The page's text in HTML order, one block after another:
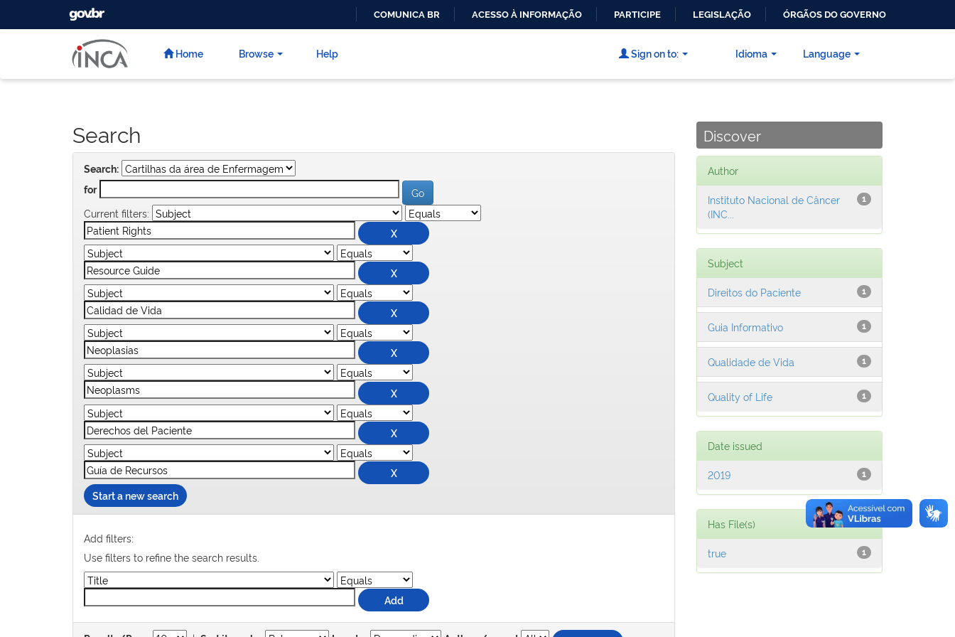
CONTEÚDO
GOVBR
COMUNICA BR ACESSO À INFORMAÇÃO PARTICIPE LEGISLAÇÃO ÓRGÃOS DO GOVERNO
Home Browse Help Language
Sign on to: Idioma
Search
Search:
for
Current filters:
Start a new search
Add filters:
Use filters to refine the search results.
Discover
Author
1
Instituto Nacional de Câncer
(INC...
Subject
1
Direitos do Paciente
1
Guia Informativo
1
Qualidade de Vida
1
Quality of Life
Date issued
1
2019
Has File(s)
1
true